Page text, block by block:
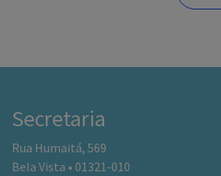
Secretaria
Rua Humaitá, 569
Bela Vista • 01321-010